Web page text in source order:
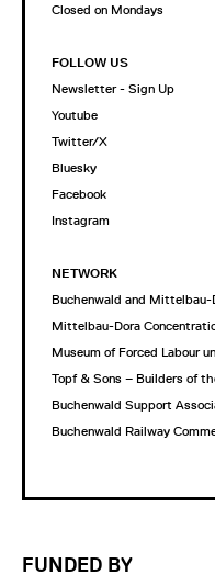
Closed on Mondays
FOLLOW US
Newsletter - Sign Up
Youtube
Twitter/X
Bluesky
Facebook
Instagram
NETWORK
Buchenwald and Mittelbau-
Mittelbau-Dora
Museum of Forced Labour
Topf & Sons – Builders of
Buchenwald Support
Buchenwald Railway
FUNDED BY